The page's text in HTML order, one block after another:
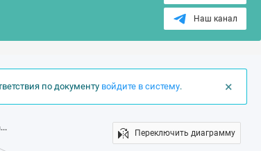
Наш канал
×
по документу войдите в систему.
Переключить диаграмму